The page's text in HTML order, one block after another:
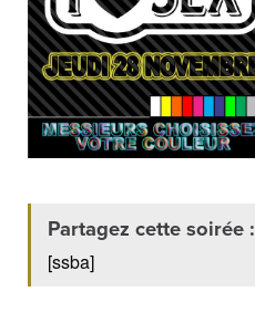
Partagez cette soirée :
[ssba]